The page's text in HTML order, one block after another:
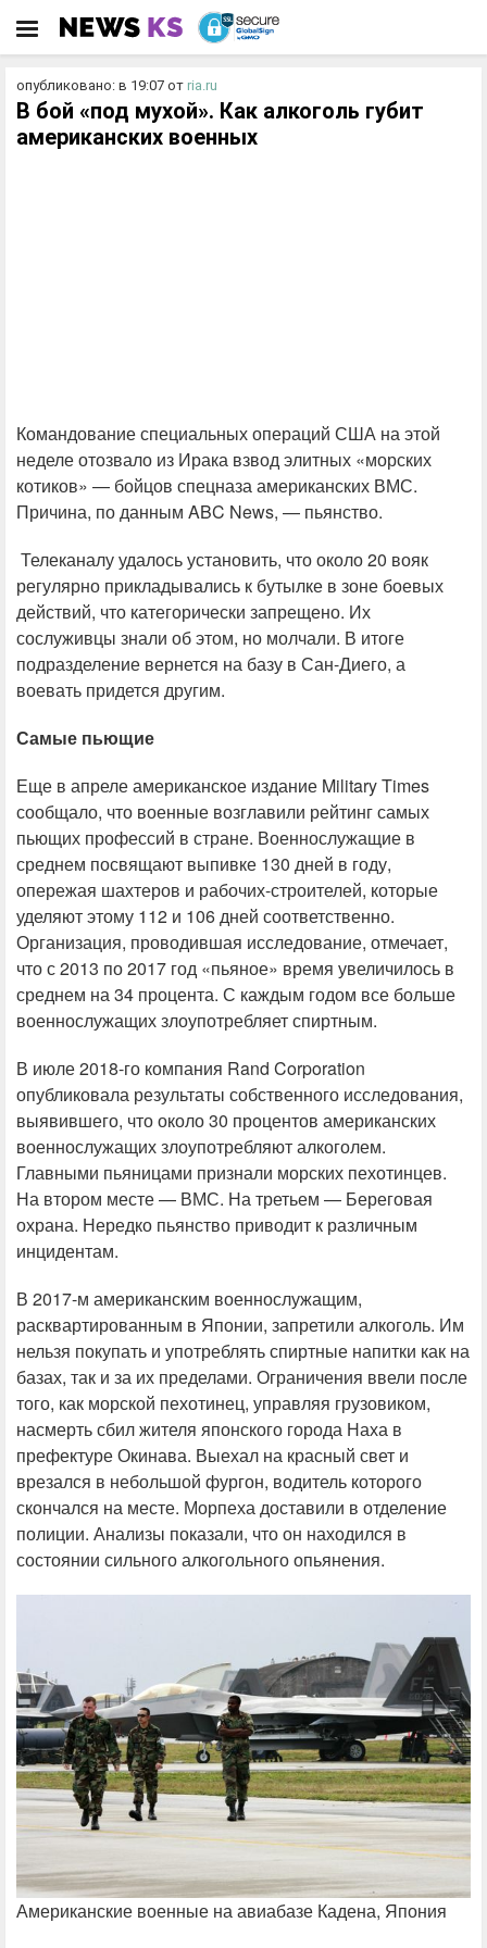
опубликовано: в 19:07 от ria.ru
В бой «под мухой». Как алкоголь губит
американских военных
Командование специальных операций США на этой
неделе отозвало из Ирака взвод элитных «морских
котиков» — бойцов спецназа американских ВМС.
Причина, по данным ABC News, — пьянство.
Телеканалу удалось установить, что около 20 вояк
регулярно прикладывались к бутылке в зоне боевых
действий, что категорически запрещено. Их
сослуживцы знали об этом, но молчали. В итоге
подразделение вернется на базу в Сан-Диего, а
воевать придется другим.
Самые пьющие
Еще в апреле американское издание Military Times
сообщало, что военные возглавили рейтинг самых
пьющих профессий в стране. Военнослужащие в
среднем посвящают выпивке 130 дней в году,
опережая шахтеров и рабочих-строителей, которые
уделяют этому 112 и 106 дней соответственно.
Организация, проводившая исследование, отмечает,
что с 2013 по 2017 год «пьяное» время увеличилось в
среднем на 34 процента. С каждым годом все больше
военнослужащих злоупотребляет спиртным.
В июле 2018-го компания Rand Corporation
опубликовала результаты собственного исследования,
выявившего, что около 30 процентов американских
военнослужащих злоупотребляют алкоголем.
Главными пьяницами признали морских пехотинцев.
На втором месте — ВМС. На третьем — Береговая
охрана. Нередко пьянство приводит к различным
инцидентам.
В 2017-м американским военнослужащим,
расквартированным в Японии, запретили алкоголь. Им
нельзя покупать и употреблять спиртные напитки как на
базах, так и за их пределами. Ограничения ввели после
того, как морской пехотинец, управляя грузовиком,
насмерть сбил жителя японского города Наха в
префектуре Окинава. Выехал на красный свет и
врезался в небольшой фургон, водитель которого
скончался на месте. Морпеха доставили в отделение
полиции. Анализы показали, что он находился в
состоянии сильного алкогольного опьянения.
Американские военные на авиабазе Кадена, Япония